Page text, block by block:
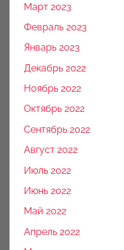
Март 2023
Февраль 2023
Январь 2023
Декабрь 2022
Ноябрь 2022
Октябрь 2022
Сентябрь 2022
Август 2022
Июль 2022
Июнь 2022
Май 2022
Апрель 2022